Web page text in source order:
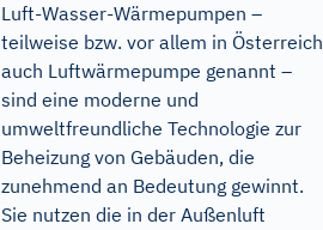
Luft-Wasser-Wärmepumpen –
teilweise bzw. vor allem in Österreich
auch Luftwärmepumpe genannt –
sind eine moderne und
umweltfreundliche Technologie zur
Beheizung von Gebäuden, die
zunehmend an Bedeutung gewinnt.
Sie nutzen die in der Außenluft